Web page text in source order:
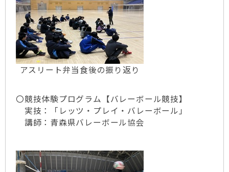
アスリート弁当食後の振り返り
〇競技体験プログラム【バレーボール競技】
実技：「レッツ・プレイ・バレーボール」
講師：青森県バレーボール協会